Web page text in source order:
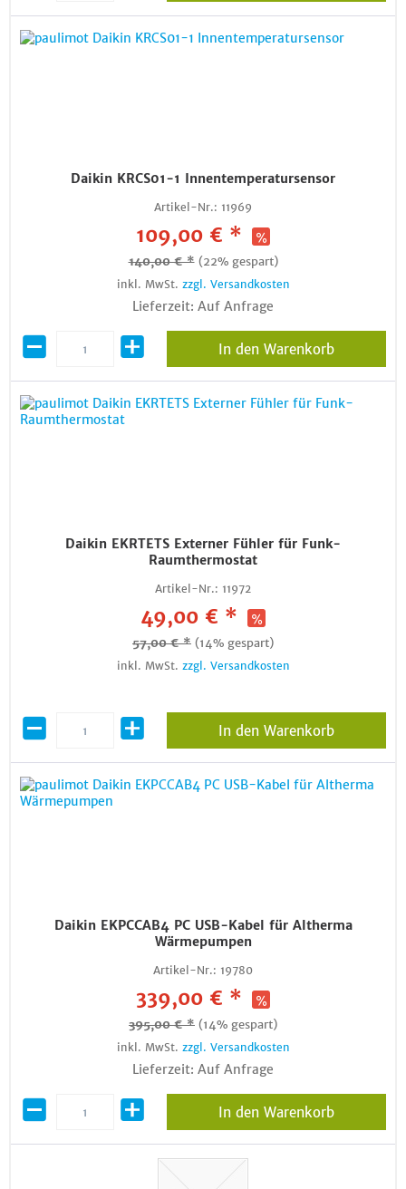
Daikin KRCS01-1 Innentemperatursensor
Artikel-Nr.: 11969
109,00 € *
140,00 € * (22% gespart)
inkl. MwSt. zzgl. Versandkosten
Lieferzeit: Auf Anfrage
In den Warenkorb
Daikin EKRTETS Externer Fühler für Funk-
Raumthermostat
Artikel-Nr.: 11972
49,00 € *
57,00 € * (14% gespart)
inkl. MwSt. zzgl. Versandkosten
In den Warenkorb
Daikin EKPCCAB4 PC USB-Kabel für Altherma
Wärmepumpen
Artikel-Nr.: 19780
339,00 € *
395,00 € * (14% gespart)
inkl. MwSt. zzgl. Versandkosten
Lieferzeit: Auf Anfrage
In den Warenkorb